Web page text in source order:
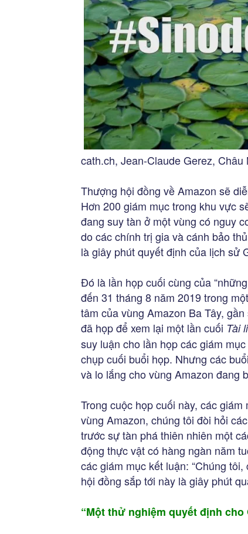
cath.ch, Jean-Claude Gerez,
Thượng hội đồng về Amazon sẽ
Hơn 200 giám mục trong khu vực
đang suy tàn ở một vùng có nguy
do các chính trị gia và cánh bảo
là giây phút quyết định của lịch sử
Đó là lần họp cuối cùng của
đến 31 tháng 8 năm 2019 trong
tâm của vùng Amazon Ba Tây,
đã họp để xem lại một lần cuối Tài
suy luận cho lần họp các giám
chụp cuối buổi họp. Nhưng các
và lo lắng cho vùng Amazon đang
Trong cuộc họp cuối này, các
vùng Amazon, chúng tôi đòi hỏi
trước sự tàn phá thiên nhiên một
động thực vật có hàng ngàn năm
các giám mục kết luận: “Chúng
hội đồng sắp tới này là giây phút
“Một thử nghiệm quyết định cho